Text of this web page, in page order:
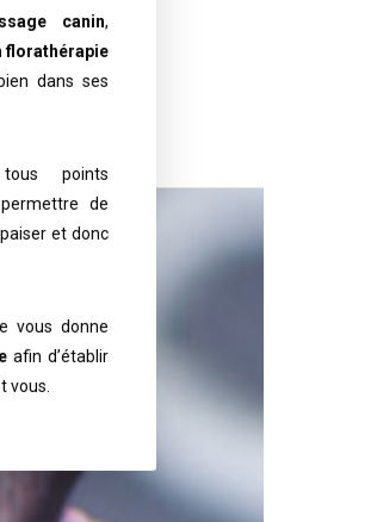
canin,
florathérapie
dans ses
points
de
et donc
vous donne
afin d’établir
vous.